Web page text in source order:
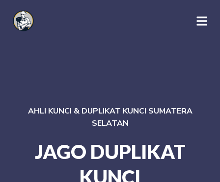
AHLI KUNCI & DUPLIKAT KUNCI SUMATERA
SELATAN
JAGO DUPLIKAT
KUNCI